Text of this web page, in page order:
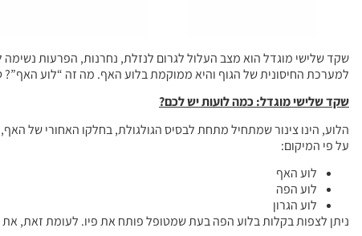
שקד שלישי מוגדל הוא מצב העלול לגרום לנזלת, נחרנות, הפרעות נשימה
למערכת החיסונית של הגוף והיא ממוקמת בלוע האף. מה זה “לוע
שקד שלישי מוגדל: כמה לועות יש לכם?
הלוע, הינו צינור שמתחיל מתחת לבסיס הגולגולת, בחלקו האחורי של
על פי המיקום:
לוע האף
לוע הפה
לוע הגרון
ניתן לצפות בקלות בלוע הפה בעת שמטופל פותח את פיו. לעומת זאת, את